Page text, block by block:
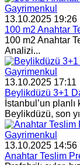
Gayrimenkul
13.10.2025 19:26
100 m2 Anahtar
100 m2 Anahtar
Analizi...
Gayrimenkul
13.10.2025 17:11
Beylikdüzü 3+1
İstanbul’un
Beylikdüzü, son
Gayrimenkul
13.10.2025 14:56
Anahtar Teslim